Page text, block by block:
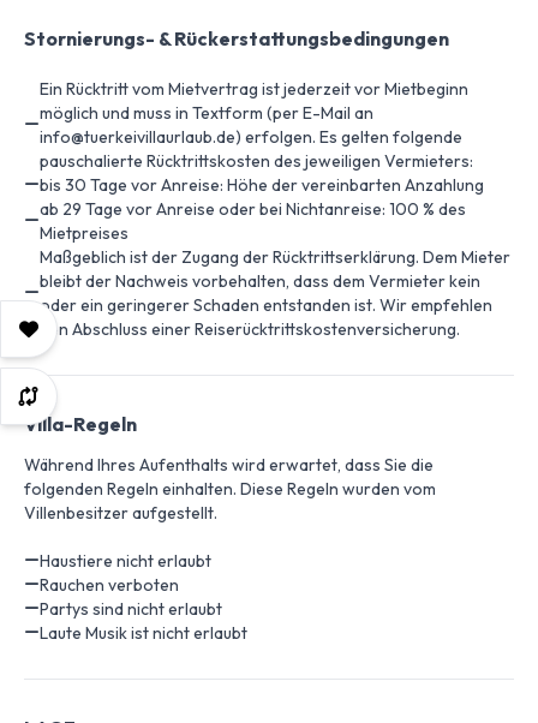
Stornierungs- & Rückerstattungsbedingungen
Ein Rücktritt vom Mietvertrag ist jederzeit vor Mietbeginn
möglich und muss in Textform (per E-Mail an
info@tuerkeivillaurlaub.de) erfolgen. Es gelten folgende
pauschalierte Rücktrittskosten des jeweiligen Vermieters:
bis 30 Tage vor Anreise: Höhe der vereinbarten Anzahlung
ab 29 Tage vor Anreise oder bei Nichtanreise: 100 % des
Mietpreises
Maßgeblich ist der Zugang der Rücktrittserklärung. Dem Mieter
bleibt der Nachweis vorbehalten, dass dem Vermieter kein
oder ein geringerer Schaden entstanden ist. Wir empfehlen
den Abschluss einer Reiserücktrittskostenversicherung.
Villa-Regeln
Während Ihres Aufenthalts wird erwartet, dass Sie die
folgenden Regeln einhalten. Diese Regeln wurden vom
Villenbesitzer aufgestellt.
Haustiere nicht erlaubt
Rauchen verboten
Partys sind nicht erlaubt
Laute Musik ist nicht erlaubt